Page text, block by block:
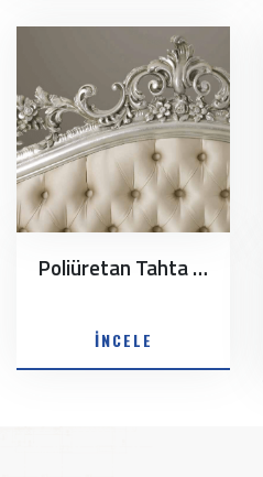
Poliüretan Tahta İmitasyonu
İNCELE